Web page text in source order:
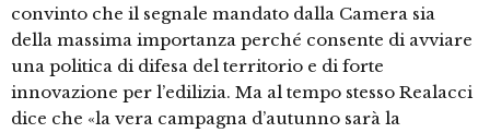
convinto che il segnale mandato dalla Camera sia
della massima importanza perché consente di avviare
una politica di difesa del territorio e di forte
innovazione per l’edilizia. Ma al tempo stesso Realacci
dice che «la vera campagna d’autunno sarà la